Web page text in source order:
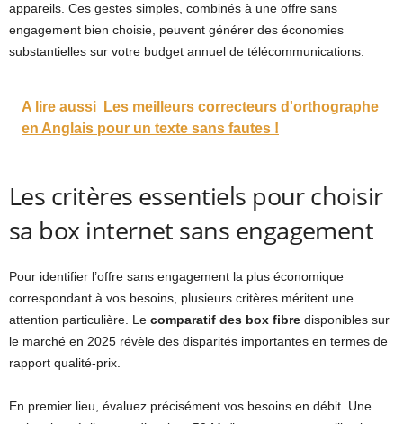
appareils. Ces gestes simples, combinés à une offre sans
engagement bien choisie, peuvent générer des économies
substantielles sur votre budget annuel de télécommunications.
A lire aussi
Les meilleurs correcteurs d'orthographe
en Anglais pour un texte sans fautes !
Les critères essentiels pour choisir
sa box internet sans engagement
Pour identifier l’offre sans engagement la plus économique
correspondant à vos besoins, plusieurs critères méritent une
attention particulière. Le comparatif des box fibre disponibles sur
le marché en 2025 révèle des disparités importantes en termes de
rapport qualité-prix.
En premier lieu, évaluez précisément vos besoins en débit. Une